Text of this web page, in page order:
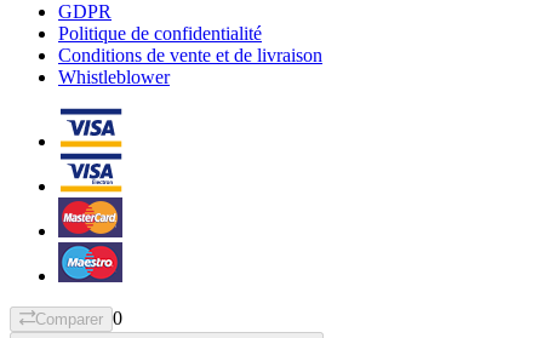
GDPR
Politique de confidentialité
Conditions de vente et de livraison
Whistleblower
Comparer 0